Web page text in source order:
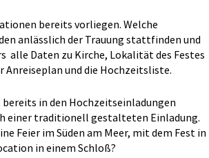
bereits vorliegen. Welche
anlässlich der Trauung stattfinden und
alle Daten zu Kirche, Lokalität des Festes
und die Hochzeitsliste.
in den Hochzeitseinladungen
einer traditionell gestalteten Einladung.
Feier im Süden am Meer, mit dem Fest in
in einem Schloß?